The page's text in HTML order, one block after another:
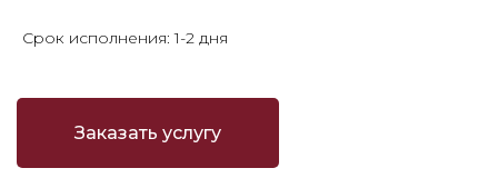
Срок исполнения: 1-2 дня
Заказать услугу